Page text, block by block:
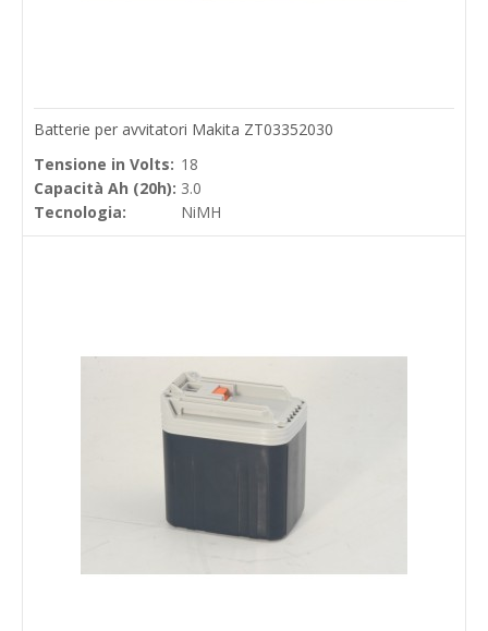
Batterie per avvitatori Makita ZT03352030
Tensione in Volts: 18
Capacità Ah (20h): 3.0
Tecnologia:
NiMH